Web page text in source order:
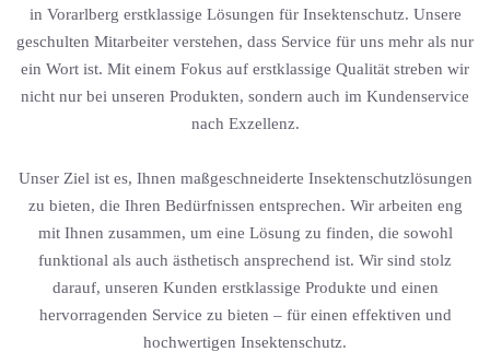
in Vorarlberg erstklassige Lösungen für Insektenschutz. Unsere
geschulten Mitarbeiter verstehen, dass Service für uns mehr als nur
ein Wort ist. Mit einem Fokus auf erstklassige Qualität streben wir
nicht nur bei unseren Produkten, sondern auch im Kundenservice
nach Exzellenz.
Unser Ziel ist es, Ihnen maßgeschneiderte Insektenschutzlösungen
zu bieten, die Ihren Bedürfnissen entsprechen. Wir arbeiten eng
mit Ihnen zusammen, um eine Lösung zu finden, die sowohl
funktional als auch ästhetisch ansprechend ist. Wir sind stolz
darauf, unseren Kunden erstklassige Produkte und einen
hervorragenden Service zu bieten – für einen effektiven und
hochwertigen Insektenschutz.